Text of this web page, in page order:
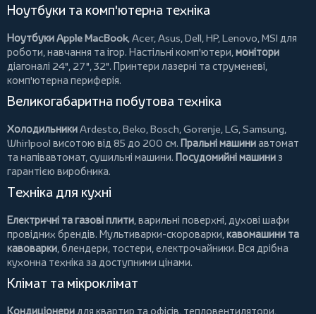
Ноутбуки та комп'ютерна техніка
Ноутбуки Apple MacBook,Acer,Asus,Dell,HP,Lenovo,MSI для
роботи, навчання та ігор. Настільні комп'ютери,монітори
діагоналі 24", 27", 32". Принтери лазерні та струменеві,
комп'ютерна периферія.
Великогабаритна побутова техніка
ХолодильникиArdesto,Beko,Bosch,Gorenje,LG,Samsung,
Whirlpool висотою від 85 до 200 см. Пральні машиниавтомат
та напівавтомат,сушильні машини. Посудомийні машиниз
гарантією виробника.
Техніка для кухні
Електричні та газові плити, варильні поверхні, духові шафи
провідних брендів. Мультиварки-скороварки,кавомашини та
кавоварки,блендери, тостери,електрочайники. Вся дрібна
кухонна техніка за доступними цінами.
Клімат та мікроклімат
Кондиціонеридля квартир та офісів, тепловентилятори,